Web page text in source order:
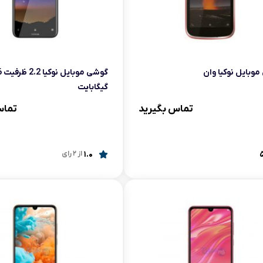
آرام پز
اجاق گاز
چرخ گوشت
سایر لوازم خانگی
غذاساز
نوکیا وان
تماس بگیرید
گیگابایت
1.0از 2 رای